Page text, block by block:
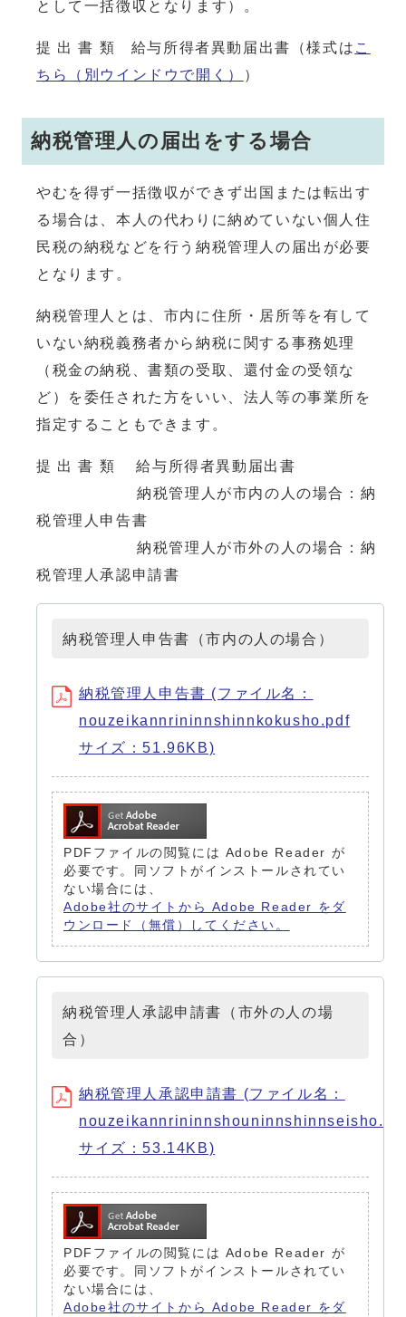
として一括徴収となります）。
提 出 書 類 給与所得者異動届出書（様式は こ
ちら
（別ウインドウで開く） ）
納税管理人の届出をする場合
やむを得ず一括徴収ができず出国または転出す
る場合は、本人の代わりに納めていない個人住
民税の納税などを行う納税管理人の届出が必要
となります。
納税管理人とは、市内に住所・居所等を有して
いない納税義務者から納税に関する事務処理
（税金の納税、書類の受取、還付金の受領な
ど）を委任された方をいい、法人等の事業所を
指定することもできます。
提 出 書 類 給与所得者異動届出書
納税管理人が市内の人の場合：納
税管理⼈申告書
納税管理人が市外の人の場合：納
税管理人承認申請書
納税管理人申告書（市内の人の場合）
納税管理人申告書 (ファイル名：
nouzeikannrininnshinnkokusho.pdf
サイズ：51.96KB)
PDFファイルの閲覧には Adobe Reader が
必要です。同ソフトがインストールされてい
ない場合には、
Adobe社のサイトから Adobe Reader をダ
ウンロード（無償）してください。
納税管理人承認申請書（市外の人の場
合）
納税管理人承認申請書 (ファイル名：
サイズ：53.14KB)
PDFファイルの閲覧には Adobe Reader が
必要です。同ソフトがインストールされてい
ない場合には、
Adobe社のサイトから Adobe Reader をダ